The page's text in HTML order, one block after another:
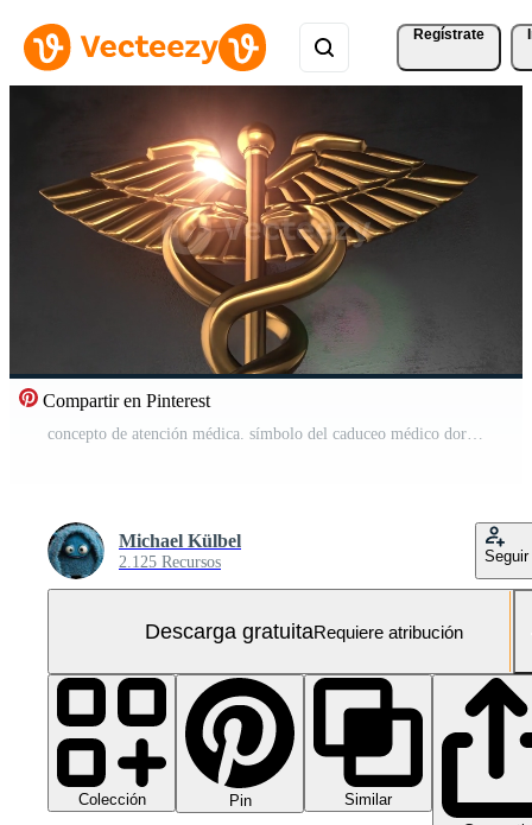
Regístrate
Compartir en Pinterest
concepto de atención médica. símbolo del caduceo médico dorado Vídeo Gratis
Michael Külbel
2.125 Recursos Seguir
Descarga gratuitaRequiere atribución
Colección Pin
Similar